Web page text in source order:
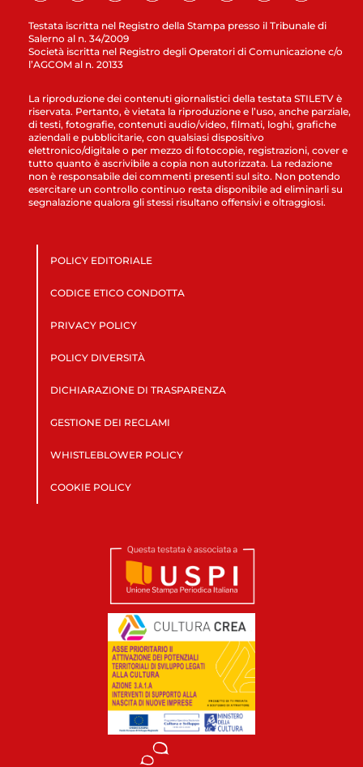
Testata iscritta nel Registro della Stampa presso il Tribunale di
Salerno al n. 34/2009
Società iscritta nel Registro degli Operatori di Comunicazione c/o
l’AGCOM al n. 20133
La riproduzione dei contenuti giornalistici della testata STILETV è
riservata. Pertanto, è vietata la riproduzione e l’uso, anche parziale,
di testi, fotografie, contenuti audio/video, filmati, loghi, grafiche
aziendali e pubblicitarie, con qualsiasi dispositivo
elettronico/digitale o per mezzo di fotocopie, registrazioni, cover e
tutto quanto è ascrivibile a copia non autorizzata. La redazione
non è responsabile dei commenti presenti sul sito. Non potendo
esercitare un controllo continuo resta disponibile ad eliminarli su
segnalazione qualora gli stessi risultano offensivi e oltraggiosi.
POLICY EDITORIALE
CODICE ETICO CONDOTTA
PRIVACY POLICY
POLICY DIVERSITÀ
DICHIARAZIONE DI TRASPARENZA
GESTIONE DEI RECLAMI
WHISTLEBLOWER POLICY
COOKIE POLICY